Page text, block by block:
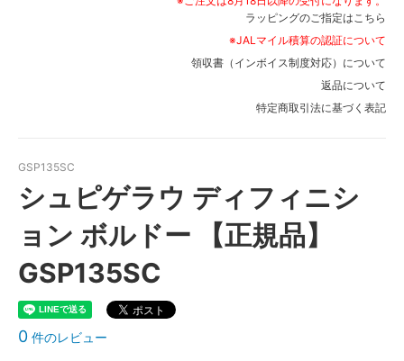
ラッピングのご指定はこちら
※JALマイル積算の認証について
領収書（インボイス制度対応）について
返品について
特定商取引法に基づく表記
GSP135SC
シュピゲラウ ディフィニシ
ョン ボルドー 【正規品】
GSP135SC
0 件のレビュー